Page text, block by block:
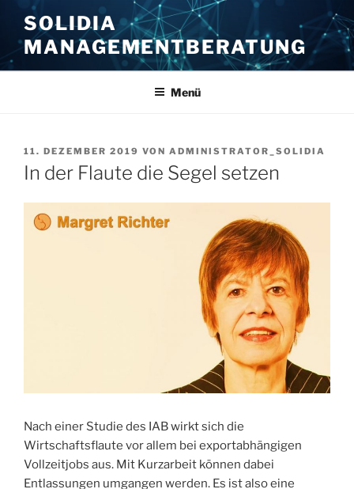
Inhalt
springen
SOLIDIA
MANAGEMENTBERATUNG
Menü
VERÖFFENTLICHT
AM
11. DEZEMBER 2019 VON ADMINISTRATOR_SOLIDIA
In der Flaute die Segel setzen
Nach einer Studie des IAB wirkt sich die
Wirtschaftsflaute vor allem bei exportabhängigen
Vollzeitjobs aus. Mit Kurzarbeit können dabei
Entlassungen umgangen werden. Es ist also eine